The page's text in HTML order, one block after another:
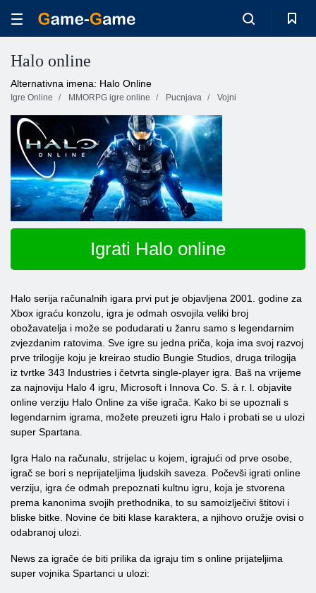
Halo online
Alternativna imena: Halo Online
Igre Online MMORPG igre online Pucnjava Vojni
Igrati Halo online
Halo serija računalnih igara prvi put je objavljena 2001. godine za
Xbox igraću konzolu, igra je odmah osvojila veliki broj
obožavatelja i može se podudarati u žanru samo s legendarnim
zvjezdanim ratovima. Sve igre su jedna priča, koja ima svoj razvoj
prve trilogije koju je kreirao studio Bungie Studios, druga trilogija
iz tvrtke 343 Industries i četvrta single-player igra. Baš na vrijeme
za najnoviju Halo 4 igru, Microsoft i Innova Co. S. à r. l. objavite
online verziju Halo Online za više igrača. Kako bi se upoznali s
legendarnim igrama, možete preuzeti igru ​​Halo i probati se u ulozi
super Spartana.
Igra Halo na računalu, strijelac u kojem, igrajući od prve osobe,
igrač se bori s neprijateljima ljudskih saveza. Počevši igrati online
verziju, igra će odmah prepoznati kultnu igru, koja je stvorena
prema kanonima svojih prethodnika, to su samoizlječivi štitovi i
bliske bitke. Novine će biti klase karaktera, a njihovo oružje ovisi o
odabranoj ulozi.
News za igrače će biti prilika da igraju tim s online prijateljima
super vojnika Spartanci u ulozi: